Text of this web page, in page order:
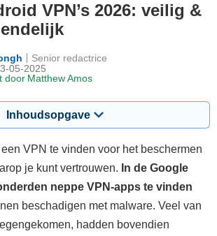
VPN’s 2026: veilig &
05-2025
door Matthew Amos
Senior redactrice
Inhoudsopgave
VPN te vinden voor het beschermen
je kunt vertrouwen. In de Google
neppe VPN-apps te vinden
beschadigen met malware. Veel van
hadden bovendien